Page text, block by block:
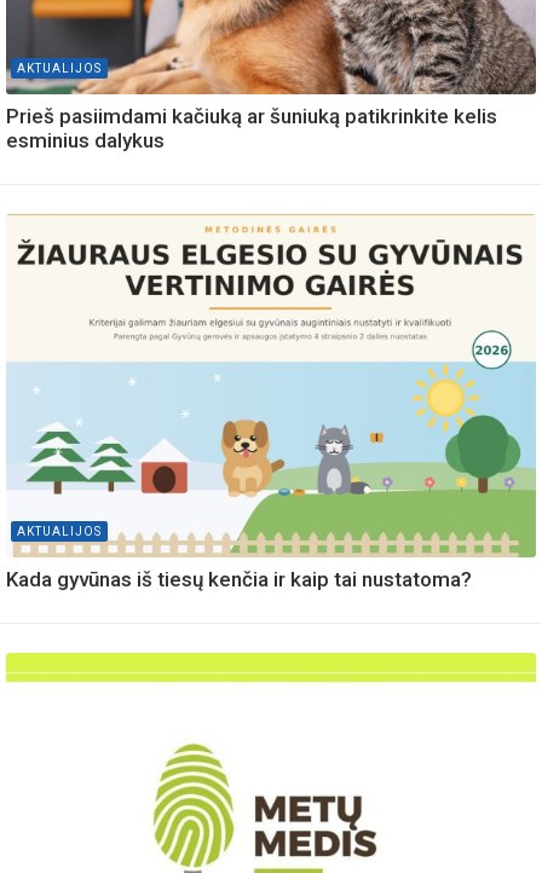
AKTUALIJOS
Prieš pasiimdami kačiuką ar šuniuką patikrinkite kelis
esminius dalykus
AKTUALIJOS
Kada gyvūnas iš tiesų kenčia ir kaip tai nustatoma?